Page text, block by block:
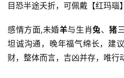
目恐半途夭折，可佩戴【红玛瑙
感情方面,未婚羊与生肖兔、猪
坦诚沟通，晚年福气绵长，建
财，整体而言，吉凶并存，唯行